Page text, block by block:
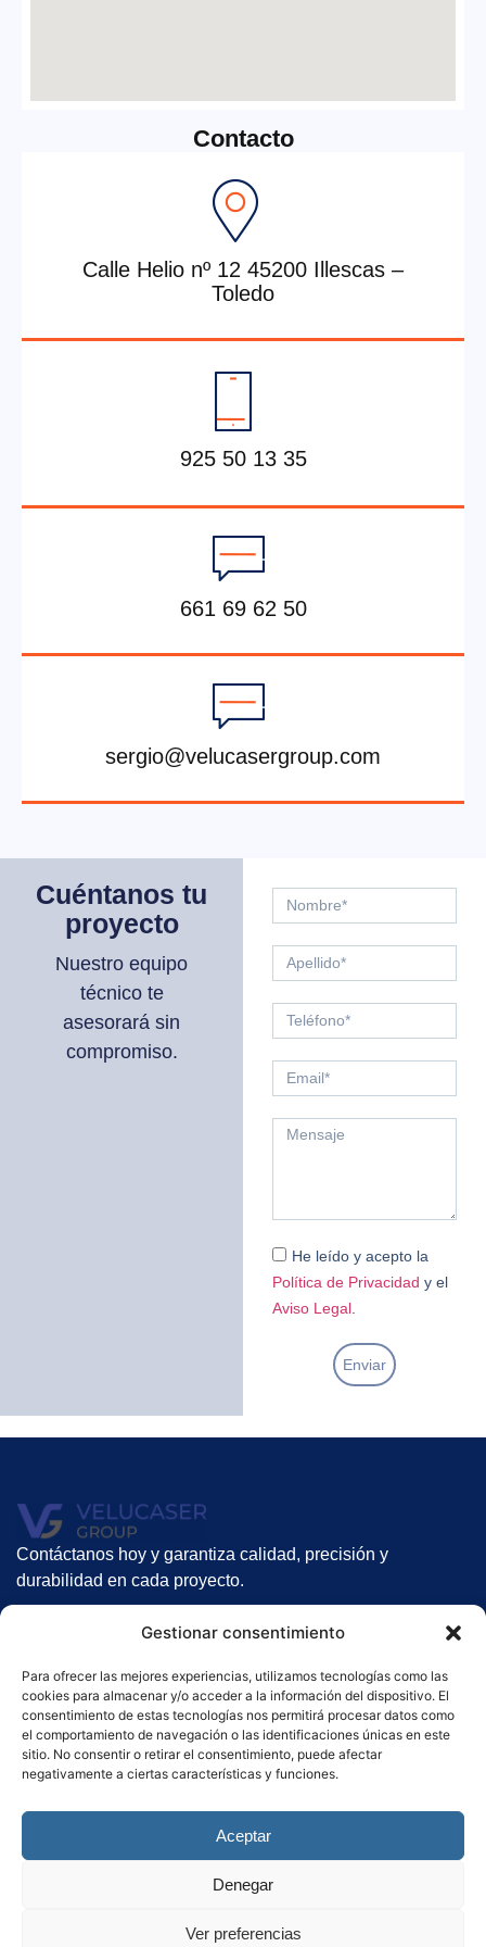
Gestionar consentimiento
Para ofrecer las mejores experiencias, utilizamos tecnologías como las
cookies para almacenar y/o acceder a la información del dispositivo. El
consentimiento de estas tecnologías nos permitirá procesar datos como
el comportamiento de navegación o las identificaciones únicas en este
sitio. No consentir o retirar el consentimiento, puede afectar
negativamente a ciertas características y funciones.
Aceptar
Denegar
Ver preferencias
Contacto
Calle Helio nº 12 45200 Illescas –
Toledo
925 50 13 35
661 69 62 50
sergio@velucasergroup.com
Cuéntanos tu
proyecto
Nuestro equipo
técnico te
asesorará sin
compromiso.
He leído y acepto la
Política de Privacidad y el
Aviso Legal.
Enviar
Contáctanos hoy y garantiza calidad, precisión y
durabilidad en cada proyecto.
Nuestros servicios
Gunitado
Alquiler de gunitadoras
Contacto
Política de Privacidad – Política de cookies